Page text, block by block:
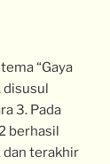
“Gaya
disusul
3. Pada
berhasil
dan terakhir